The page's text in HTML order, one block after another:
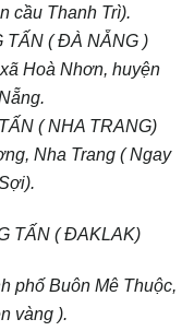
cầu Thanh Trì).
TẤN ( ĐÀ NẴNG )
Hoà Nhơn, huyện
( NHA TRANG)
Nha Trang ( Ngay
TẤN ( ĐAKLAK)
phố Buôn Mê Thuộc,
vàng ).